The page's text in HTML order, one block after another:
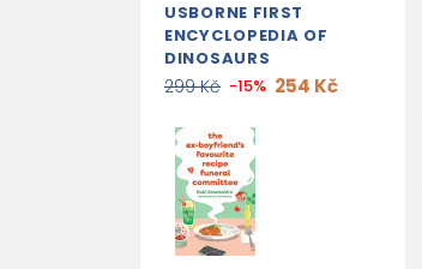
USBORNE FIRST
ENCYCLOPEDIA OF
DINOSAURS
299 Kč -15% 254 Kč